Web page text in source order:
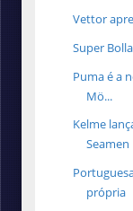
Vettor
Super
Puma é a
Mö...
Kelme
Seamen
própria